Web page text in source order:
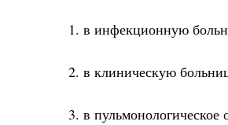
1. в инфекционную
2. в клиническую
3. в пульмонологическое